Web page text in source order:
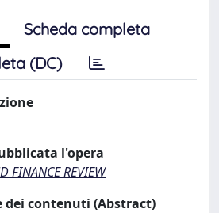
Scheda completa
(DC)
l'opera
FINANCE REVIEW
dei contenuti (Abstract)